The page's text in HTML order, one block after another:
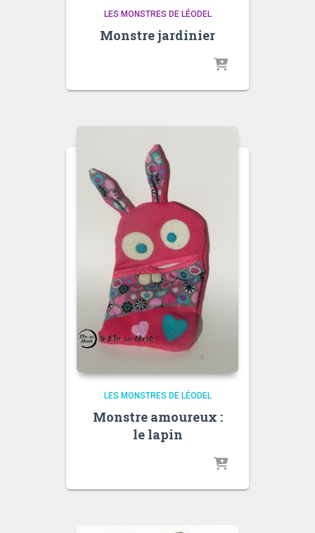
LES MONSTRES DE LÉODEL
Monstre jardinier
LES MONSTRES DE LÉODEL
Monstre amoureux :
le lapin